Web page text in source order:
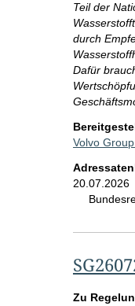
Teil der
durch
Dafür
Volvo
20.07.2026
Zu